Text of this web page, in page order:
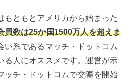
もともとアメリカから始まった
員数は25か国1500万人を超えま
い系であるマッチ・ドットコム
る人にオススメです。運営が示
ッチ・ドットコムで交際を開始